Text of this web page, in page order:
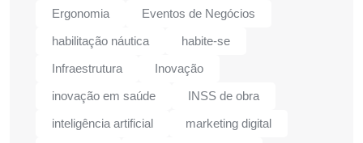
Ergonomia
Eventos de Negócios
habilitação náutica
habite-se
Infraestrutura
Inovação
inovação em saúde
INSS de obra
inteligência artificial
marketing digital